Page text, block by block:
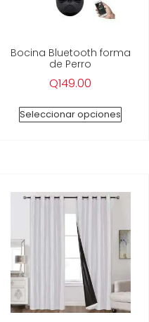
Bocina Bluetooth forma
de Perro
Q149.00
Seleccionar opciones